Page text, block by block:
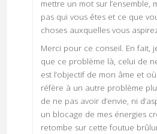
mettre un mot sur l’ensemble,
pas qui vous êtes et ce que
choses auxquelles vous
Merci pour ce conseil. En fait,
que ce problème là, celui de
est l’objectif de mon âme et
réfère à un autre problème
de ne pas avoir d’envie, ni
un blocage de mes énergies
retombe sur cette foutue